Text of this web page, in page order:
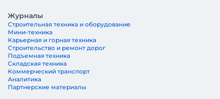
Журналы
Строительная техника и оборудование
Мини-техника
Карьерная и горная техника
Строительство и ремонт дорог
Подъемная техника
Складская техника
Коммерческий транспорт
Аналитика
Партнерские материалы